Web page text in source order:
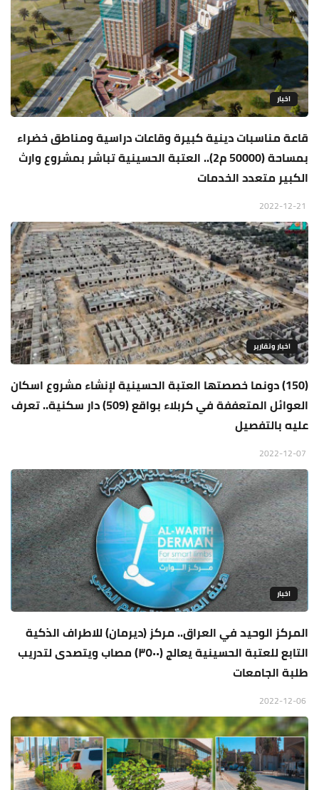
اخبار
قاعة مناسبات دينية كبيرة وقاعات دراسية ومناطق خضراء
بمساحة (50000 م2).. العتبة الحسينية تباشر بمشروع وارث
الكبير متعدد الخدمات
اخبار وتقارير
(150) دونما خصصتها العتبة الحسينية لإنشاء مشروع اسكان
العوائل المتعففة في كربلاء بواقع (509) دار سكنية.. تعرف
عليه بالتفصيل
اخبار
المركز الوحيد في العراق.. مركز (ديرمان) للاطراف الذكية
التابع للعتبة الحسينية يعالج (٣٥٠٠) مصاب ويتصدى لتدريب
طلبة الجامعات